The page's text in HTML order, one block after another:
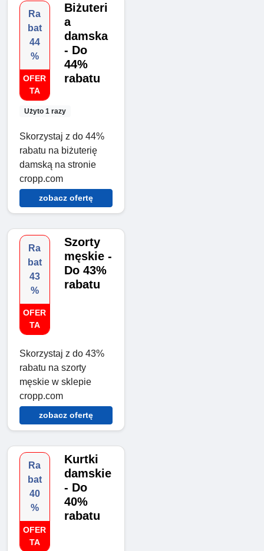
Ra
bat
44
%
OFER
TA
Użyto 1 razy
Biżuteri
a
damska
- Do
44%
rabatu
Skorzystaj z do 44%
rabatu na biżuterię
damską na stronie
cropp.com
zobacz ofertę
Ra
bat
43
%
OFER
TA
Szorty
męskie -
Do 43%
rabatu
Skorzystaj z do 43%
rabatu na szorty
męskie w sklepie
cropp.com
zobacz ofertę
Ra
bat
40
%
OFER
TA
Kurtki
damskie
- Do
40%
rabatu